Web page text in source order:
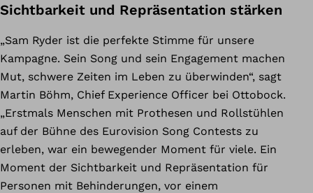
Sichtbarkeit und Repräsentation stärken
„Sam Ryder ist die perfekte Stimme für unsere
Kampagne. Sein Song und sein Engagement machen
Mut, schwere Zeiten im Leben zu überwinden“, sagt
Martin Böhm, Chief Experience Officer bei Ottobock.
„Erstmals Menschen mit Prothesen und Rollstühlen
auf der Bühne des Eurovision Song Contests zu
erleben, war ein bewegender Moment für viele. Ein
Moment der Sichtbarkeit und Repräsentation für
Personen mit Behinderungen, vor einem